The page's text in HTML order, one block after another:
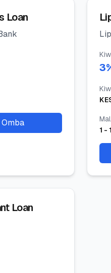
Loan
3
1 -
Loan